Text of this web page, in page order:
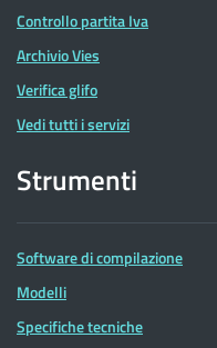
Controllo partita Iva
Archivio Vies
Verifica glifo
Vedi tutti i servizi
Strumenti
Software di compilazione
Modelli
Specifiche tecniche